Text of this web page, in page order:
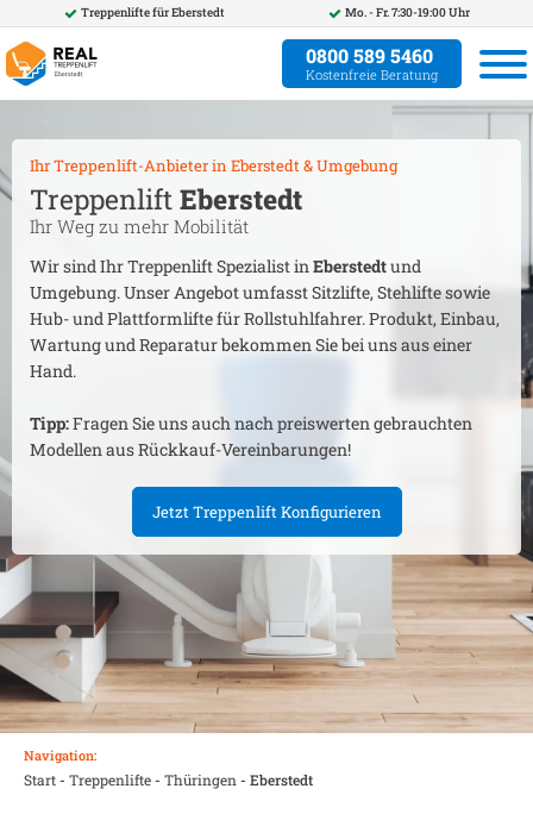
Treppenlifte fürEberstedt Mo. - Fr. 7:30-19:00 Uhr
0800 589 5460
Kostenfreie Beratung
Ihr Treppenlift-Anbieter in Eberstedt& Umgebung
Treppenlift Eberstedt
Ihr Weg zu mehr Mobilität
Wir sind Ihr Treppenlift Spezialist inEberstedtund
Umgebung. Unser Angebot umfasst Sitzlifte, Stehlifte sowie
Hub- und Plattformlifte für Rollstuhlfahrer. Produkt, Einbau,
Wartung und Reparatur bekommen Sie bei uns aus einer
Hand.
Tipp:Fragen Sie uns auch nach preiswerten gebrauchten
Modellen aus Rückkauf-Vereinbarungen!
Jetzt Treppenlift Konfigurieren
Navigation:
Start- Treppenlifte- Thüringen - Eberstedt